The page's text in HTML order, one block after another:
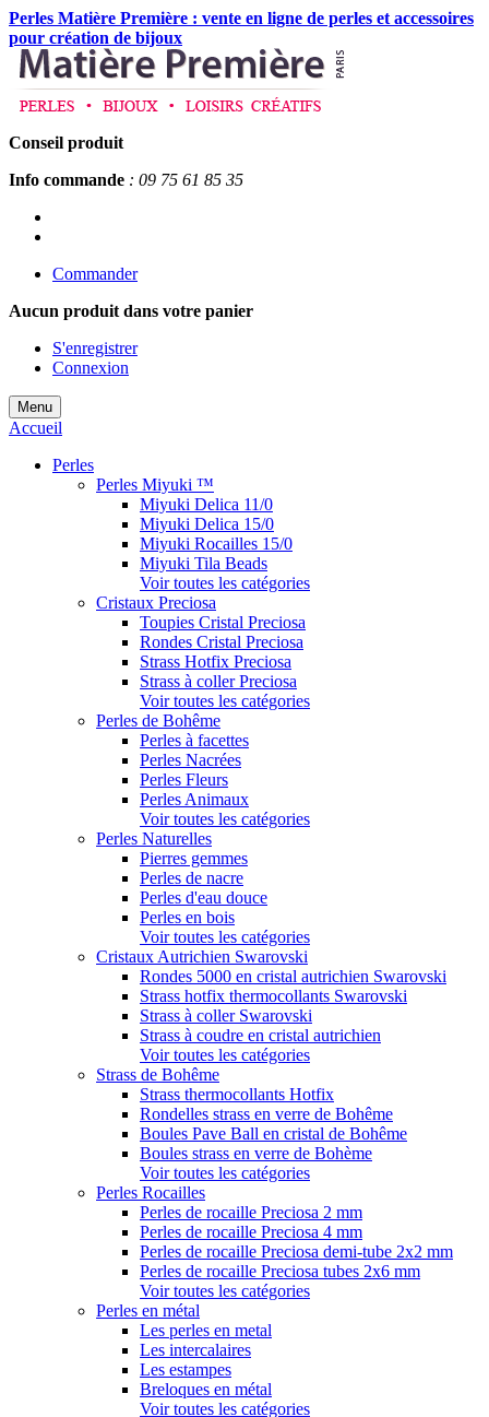
Perles Matière Première : vente en ligne de perles et accessoires
pour création de bijoux
Conseil produit
Info commande : 09 75 61 85 35
Commander
Aucun produit dans votre panier
S'enregistrer
Connexion
Menu
Accueil
Perles
Perles Miyuki ™
Miyuki Delica 11/0
Miyuki Delica 15/0
Miyuki Rocailles 15/0
Miyuki Tila Beads
Voir toutes les catégories
Cristaux Preciosa
Toupies Cristal Preciosa
Rondes Cristal Preciosa
Strass Hotfix Preciosa
Strass à coller Preciosa
Voir toutes les catégories
Perles de Bohême
Perles à facettes
Perles Nacrées
Perles Fleurs
Perles Animaux
Voir toutes les catégories
Perles Naturelles
Pierres gemmes
Perles de nacre
Perles d'eau douce
Perles en bois
Voir toutes les catégories
Cristaux Autrichien Swarovski
Rondes 5000 en cristal autrichien Swarovski
Strass hotfix thermocollants Swarovski
Strass à coller Swarovski
Strass à coudre en cristal autrichien
Voir toutes les catégories
Strass de Bohême
Strass thermocollants Hotfix
Rondelles strass en verre de Bohême
Boules Pave Ball en cristal de Bohême
Boules strass en verre de Bohème
Voir toutes les catégories
Perles Rocailles
Perles de rocaille Preciosa 2 mm
Perles de rocaille Preciosa 4 mm
Perles de rocaille Preciosa demi-tube 2x2 mm
Perles de rocaille Preciosa tubes 2x6 mm
Voir toutes les catégories
Perles en métal
Les perles en metal
Les intercalaires
Les estampes
Breloques en métal
Voir toutes les catégories